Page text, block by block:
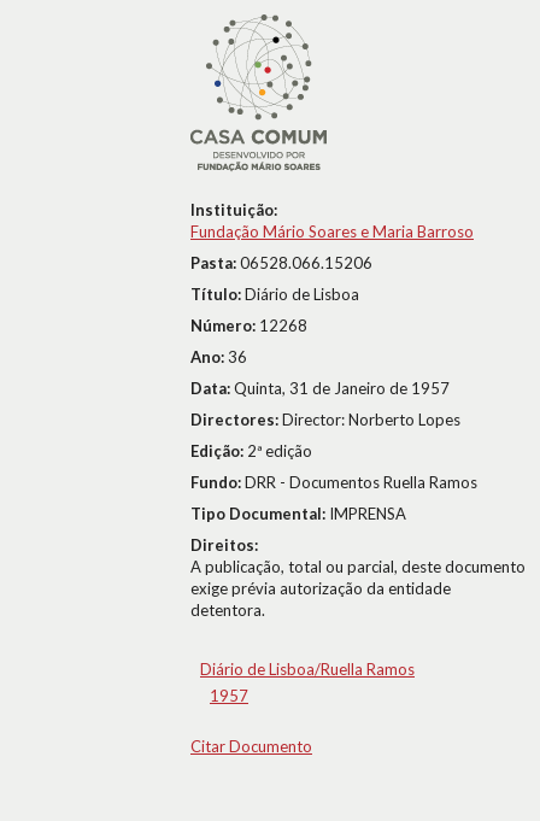
Instituição:
Fundação Mário Soares e Maria Barroso
Pasta:06528.066.15206
Título:Diário de Lisboa
Número: 12268
Ano:36
Data:Quinta, 31 de Janeiro de 1957
Directores:Director: Norberto Lopes
Edição: 2ª edição
Fundo:DRR - Documentos Ruella Ramos
Tipo Documental: IMPRENSA
Direitos:
A publicação, total ou parcial, deste documento
exige prévia autorização da entidade
detentora.
Diário de Lisboa/Ruella Ramos
1957
Citar Documento